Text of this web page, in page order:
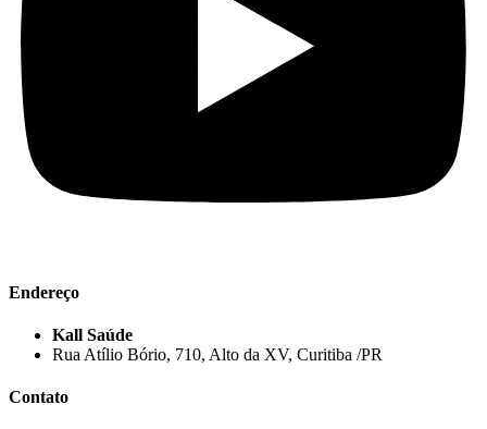
Endereço
Kall Saúde
Rua Atílio Bório, 710, Alto da XV, Curitiba /PR
Contato